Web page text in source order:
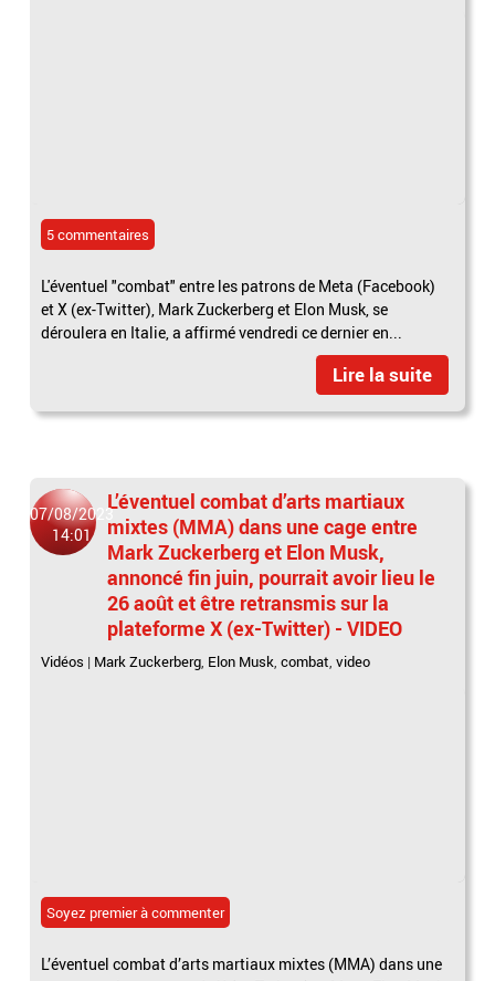
5 commentaires
L'éventuel "combat" entre les patrons de Meta (Facebook)
et X (ex-Twitter), Mark Zuckerberg et Elon Musk, se
déroulera en Italie, a affirmé vendredi ce dernier en...
Lire la suite
07/08/2023
14:01
L’éventuel combat d’arts martiaux
mixtes (MMA) dans une cage entre
Mark Zuckerberg et Elon Musk,
annoncé fin juin, pourrait avoir lieu le
26 août et être retransmis sur la
plateforme X (ex-Twitter) - VIDEO
Vidéos | Mark Zuckerberg, Elon Musk,combat,video
Soyez premier à commenter
L’éventuel combat d’arts martiaux mixtes (MMA) dans une